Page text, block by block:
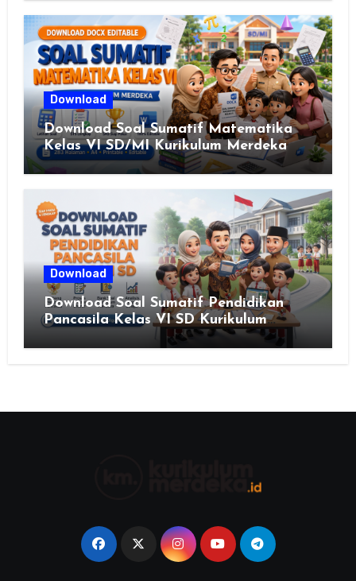
Download
Download Soal Sumatif Matematika
Kelas VI SD/MI Kurikulum Merdeka
Download
Download Soal Sumatif Pendidikan
Pancasila Kelas VI SD Kurikulum
Merdeka, Solusi Praktis Guru